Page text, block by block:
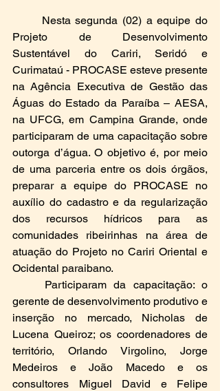
Projeto de Desenvolvimento
Sustentável do Cariri, Seridó e
Curimataú - PROCASE esteve presente
na Agência Executiva de Gestão das
Águas do Estado da Paraíba – AESA,
na UFCG, em Campina Grande, onde
participaram de uma capacitação sobre
outorga d’água. O objetivo é, por meio
de uma parceria entre os dois órgãos,
preparar a equipe do PROCASE no
auxílio do cadastro e da regularização
dos recursos hídricos para as
comunidades ribeirinhas na área de
atuação do Projeto no Cariri Oriental e
Ocidental paraibano.
gerente de desenvolvimento produtivo e
inserção no mercado, Nicholas de
Lucena Queiroz; os coordenadores de
território, Orlando Virgolino, Jorge
Medeiros e João Macedo e os
consultores Miguel David e Felipe